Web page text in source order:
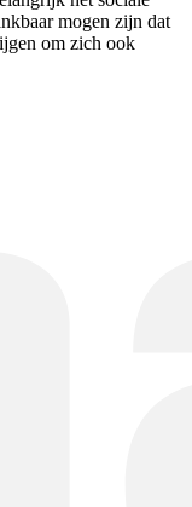
mogen zijn dat
om zich ook